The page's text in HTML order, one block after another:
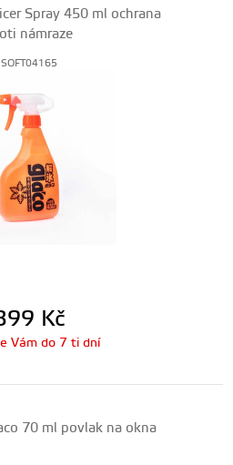
Spray 450 ml ochrana
námraze
SOFT04165
Kč
Vám do 7 ti dní
70 ml povlak na okna